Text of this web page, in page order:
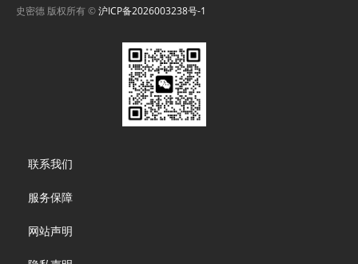
史密德 版权所有 ©沪ICP备2026003238号-1
menu
联系我们
服务保障
网站声明